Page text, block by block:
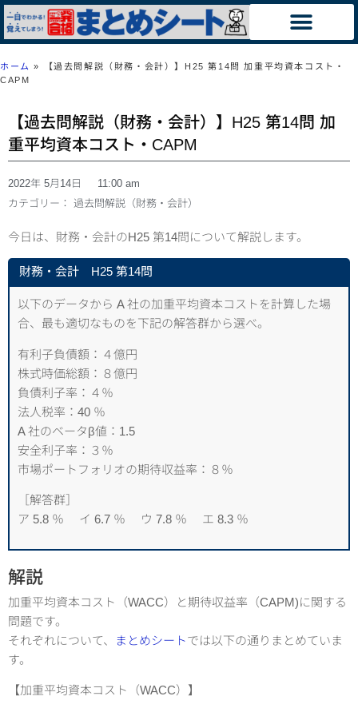
ホーム »
【過去問解説（財務・会計）】H25 第14問 加重平均資本コスト・
CAPM
【過去問解説（財務・会計）】H25 第14問 加
重平均資本コスト・CAPM
2022年 5月14日
11:00 am
カテゴリー： 過去問解説（財務・会計）
今日は、財務・会計のH25 第14問について解説します。
財務・会計 H25 第14問
以下のデータから A 社の加重平均資本コストを計算した場
合、最も適切なものを下記の解答群から選べ。
有利子負債額：４億円
株式時価総額：８億円
負債利子率：４％
法人税率：40 ％
A 社のベータβ値：1.5
安全利子率：３％
市場ポートフォリオの期待収益率：８％
［解答群］
ア 5.8 ％ イ 6.7 ％ ウ 7.8 ％ エ 8.3 ％
解説
加重平均資本コスト（WACC）と期待収益率（CAPM)に関する
問題です。
それぞれについて、
まとめシートでは以下の通りまとめていま
す。
【加重平均資本コスト（WACC）】